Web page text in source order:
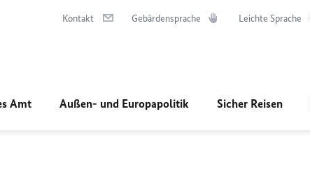
Kontakt Gebärdensprache Leichte Sprache
Amt Außen- und Europapolitik Sicher Reisen